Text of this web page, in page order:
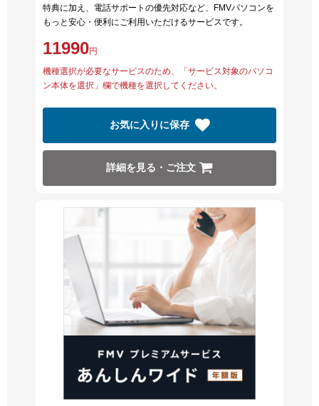
特典に加え、電話サポートの優先対応など、FMVパソコンを
もっと安心・便利にご利用いただけるサービスです。
11990円
機種選択が必要なサービスのため、「サービス対象のパソコ
ン本体を選択」欄で機種を選択してください。
お気に入りに保存
詳細を見る・ご注文